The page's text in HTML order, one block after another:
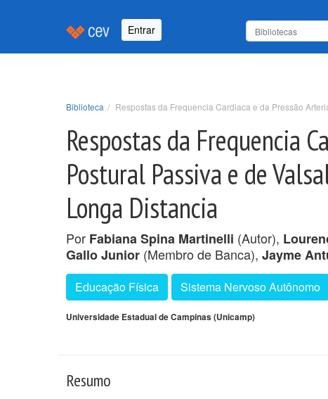
Entrar
Biblioteca Respostas da Frequencia Cardiaca e da Pressão
Respostas da Frequencia
Postural Passiva e de
Longa Distancia
Por Fabiana Spina Martinelli (Autor),
Gallo Junior (Membro de Banca), Jayme
Educação Física Sistema Nervoso Autônomo
Universidade Estadual de Campinas (Unicamp)
Resumo